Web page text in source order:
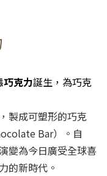
巧克力誕生，為巧克
製成可塑形的巧克
Bar）。自
變為今日廣受全球喜
的新時代。